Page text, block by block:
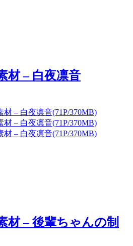
材 – 白夜凛音
材 – 後輩ちゃんの制